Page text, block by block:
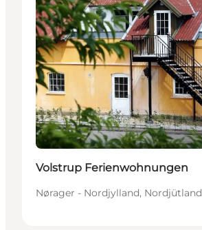
Volstrup Ferienwohnungen
Nørager - Nordjylland, Nordjütland